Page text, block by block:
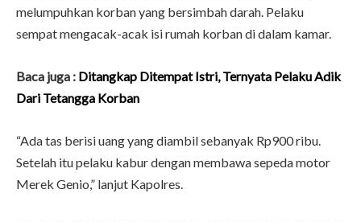
melumpuhkan korban yang bersimbah darah. Pelaku
sempat mengacak-acak isi rumah korban di dalam kamar.
Baca juga : Ditangkap Ditempat Istri, Ternyata Pelaku Adik
Dari Tetangga Korban
“Ada tas berisi uang yang diambil sebanyak Rp900 ribu.
Setelah itu pelaku kabur dengan membawa sepeda motor
Merek Genio,” lanjut Kapolres.